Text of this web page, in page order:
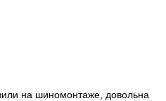
на шиномонтаже, довольна